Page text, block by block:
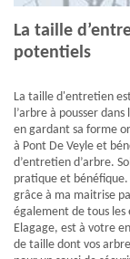
La taille
potentiels
La taille d'entretien
l’arbre à pousser
en gardant sa forme
à Pont De Veyle et
d’entretien d’arbre.
pratique et
grâce à ma maitrise
également de tous les
Elagage, est à votre
de taille dont vos